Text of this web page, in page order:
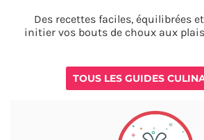
Des recettes faciles, équilibrées
initier vos bouts de choux aux
TOUS LES GUIDES